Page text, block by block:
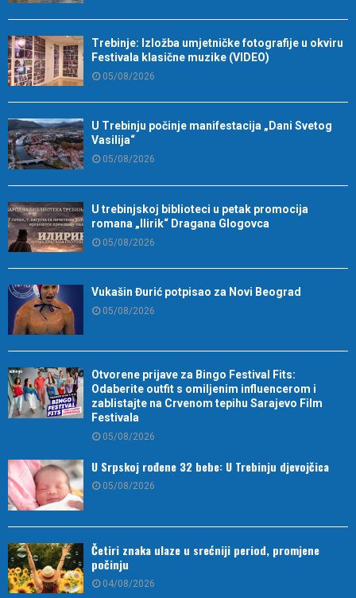
Trebinje: Izložba umjetničke fotografije u okviru
Festivala klasične muzike (VIDEO)
05/08/2026
U Trebinju počinje manifestacija „Dani Svetog
Vasilija“
05/08/2026
U trebinjskoj biblioteci u petak promocija
romana „Ilirik“ Dragana Glogovca
05/08/2026
Vukašin Đurić potpisao za Novi Beograd
05/08/2026
Otvorene prijave za Bingo Festival Fits:
Odaberite outfit s omiljenim influencerom i
zablistajte na Crvenom tepihu Sarajevo Film
Festivala
05/08/2026
U Srpskoj rođene 32 bebe: U Trebinju djevojčica
05/08/2026
Četiri znaka ulaze u srećniji period, promjene
počinju
04/08/2026